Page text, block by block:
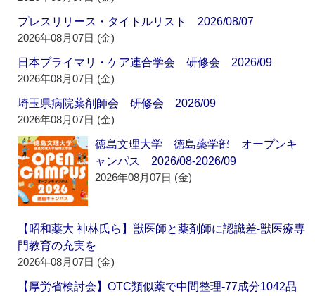
プレスリリース・タイトルリスト 2026/08/07
2026年08月07日 (金)
日本プライマリ・ケア連合学会 研修会 2026/09
2026年08月07日 (金)
埼玉県病院薬剤師会 研修会 2026/09
2026年08月07日 (金)
徳島文理大学 徳島薬学部 オープンキ
ャンパス 2026/08-2026/09
2026年08月07日 (金)
【昭和薬大 神林氏ら】獣医師と薬剤師に認識差‐獣医療専
門教育の充実を
2026年08月07日 (金)
【厚労省検討会】OTC類似薬で中間整理‐77成分1042品